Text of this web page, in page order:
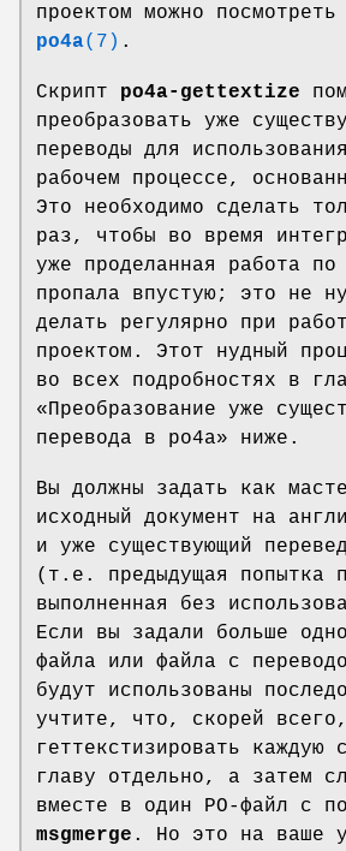
проектом можно
po4a(7) .
Скрипт po4a-gettextize
преобразовать уже
переводы для
рабочем процессе,
Это необходимо сделать
раз, чтобы во время
уже проделанная работа по
пропала впустую; это не
делать регулярно при
проектом. Этот нудный
во всех подробностях в
«Преобразование уже
перевода в po4a» ниже.
Вы должны задать как
исходный документ на
и уже существующий
(т.е. предыдущая попытка
выполненная без
Если вы задали больше
файла или файла с
будут использованы
учтите, что, скорей
геттекстизировать каждую
главу отдельно, а затем
вместе в один PO-файл с
msgmerge . Но это на ваше